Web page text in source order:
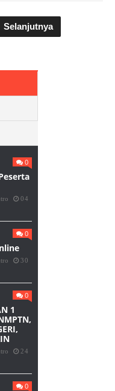
Selanjutnya
0
04
0
30
0
1
24
0